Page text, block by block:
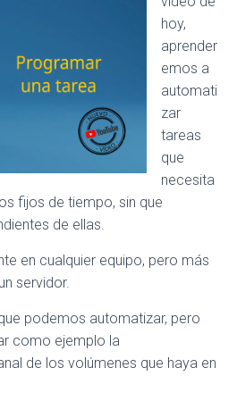
E
G
C
hoy,
aprender
emos a
automati
zar
tareas
que
necesita
fijos de tiempo, sin que
de ellas.
en cualquier equipo, pero más
servidor.
podemos automatizar, pero
como ejemplo la
de los volúmenes que haya en